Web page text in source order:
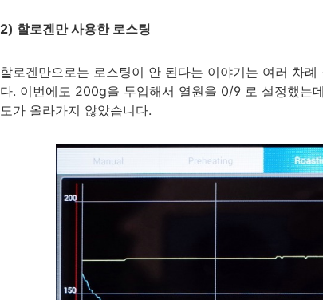
2) 할로겐만 사용한 로스팅
할로겐만으로는 로스팅이 안 된다는 이야기는 여러 차
다. 이번에도 200g을 투입해서 열원을 0/9 로 설정했
도가 올라가지 않았습니다.